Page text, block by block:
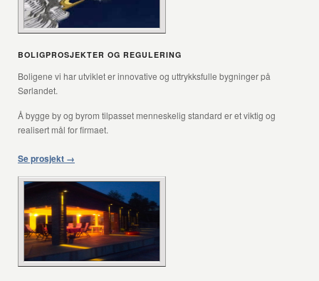
BOLIGPROSJEKTER OG REGULERING
Boligene vi har utviklet er innovative og uttrykksfulle bygninger på
Sørlandet.
Å bygge by og byrom tilpasset menneskelig standard er et viktig og
realisert mål for firmaet.
Se prosjekt →